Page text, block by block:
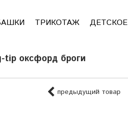
ТРИКОТАЖ ДЕТСКОЕ
tip оксфорд броги
предыдущий товар